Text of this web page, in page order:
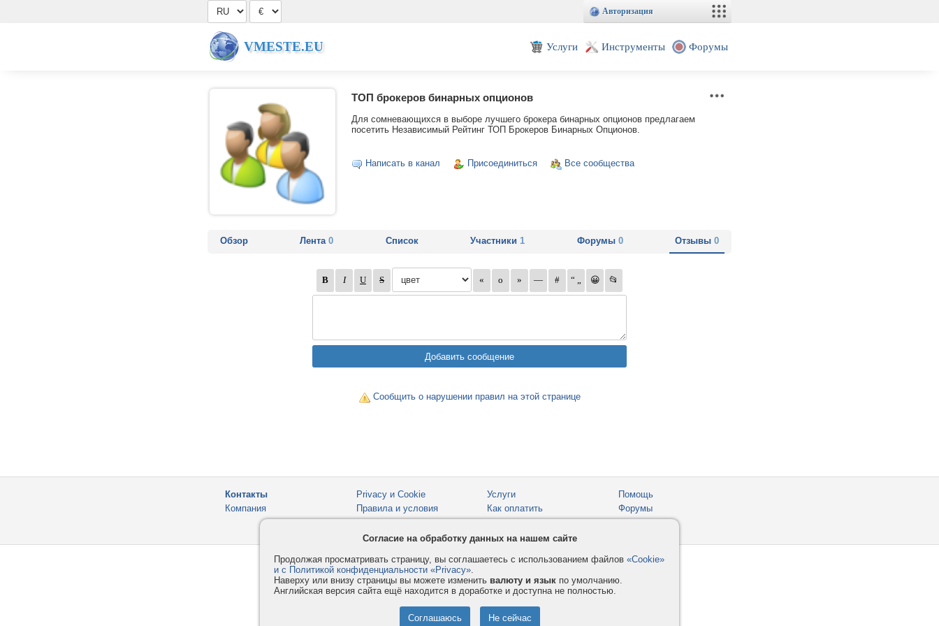
Авторизация
VMESTE.EU Услуги Инструменты Форумы
ТОП брокеров бинарных опционов
Для сомневающихся в выборе лучшего брокера бинарных опционов предлагаем
посетить Независимый Рейтинг ТОП Брокеров Бинарных Опционов.
Написать в канал Присоединиться Все сообщества
Обзор Лента0 Список Участники1 Форумы 0 Отзывы 0
Сообщить о нарушении правил на этой странице
Контакты
Компания
Privacy и Cookie
Правила и условия
Услуги
Как оплатить
Помощь
Форумы
Согласие на обработку данных на нашем сайте
Продолжая просматривать страницу, вы соглашаетесь с использованием файлов «Cookie»
и с Политикой конфиденциальности «Privacy».
Наверху или внизу страницы вы можете изменить валюту и язык по умолчанию.
Английская версия сайта ещё находится в доработке и доступна не полностью.